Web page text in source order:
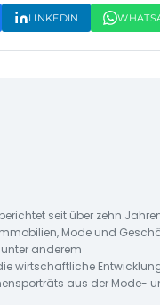
LINKEDIN
seit über zehn
Mode und
anderem
wirtschaftliche
aus der Mode-